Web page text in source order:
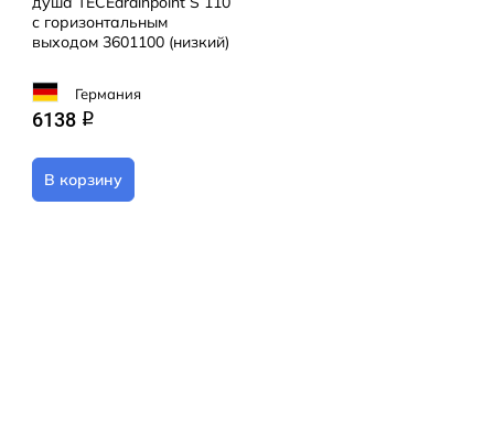
с горизонтальным
выходом 3601100 (низкий)
Германия
6138 q
В корзину